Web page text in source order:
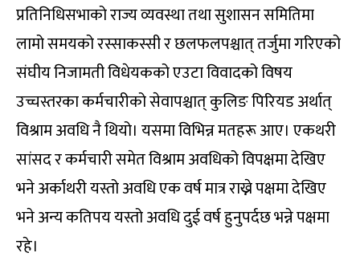
प्रतिनिधिसभाको राज्य व्यवस्था तथा सुशासन समितिमा
लामो समयको रस्साकस्सी र छलफलपश्चात् तर्जुमा गरिएको
संघीय निजामती विधेयकको एउटा विवादको विषय
उच्चस्तरका कर्मचारीको सेवापश्चात् कुलिङ पिरियड अर्थात्
विश्राम अवधि नै थियो। यसमा विभिन्न मतहरू आए। एकथरी
सांसद र कर्मचारी समेत विश्राम अवधिको विपक्षमा देखिए
भने अर्काथरी यस्तो अवधि एक वर्ष मात्र राख्ने पक्षमा देखिए
भने अन्य कतिपय यस्तो अवधि दुई वर्ष हुनुपर्दछ भन्ने पक्षमा
रहे।